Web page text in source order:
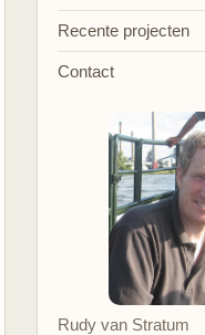
Recente projecten
Contact
Rudy van Stratum